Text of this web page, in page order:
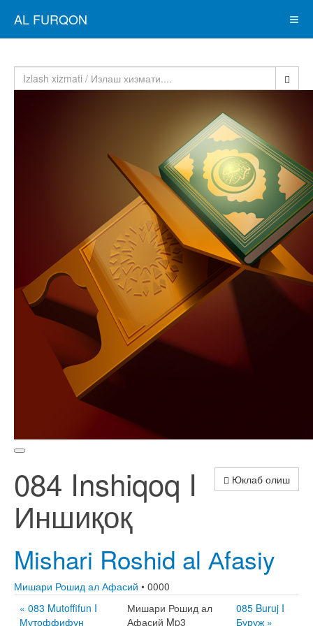
AL FURQON
Юклаб олиш
084 Inshiqoq I
Иншиқоқ
Mishari Roshid al Аfasiy
Мишари Рошид ал Афасий • 0000
« 083 Mutoffifun I
Мутоффифун
Мишари Рошид ал
Афасий Mp3
085 Buruj I
Буруж »